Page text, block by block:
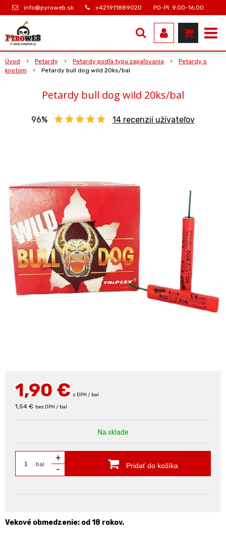
info@pyroweb.sk +421911889020 PO-PI: 9.00-16.00
Úvod Petardy Petardy podľa typu zapaľovania
Petardy s
knotom
Petardy bull dog wild 20ks/bal
Petardy bull dog wild 20ks/bal
96% 14 recenzií užívateľov
1,90 € s DPH / bal
1,54 € bez DPH / bal
Na sklade
bal
+
-
Pridať do košíka
Vekové obmedzenie: od 18 rokov.